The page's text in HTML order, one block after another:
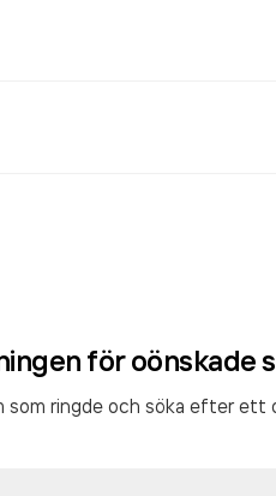
för oönskade
som ringde och söka efter ett